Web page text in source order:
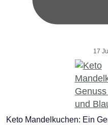
17
Keto Mandelkuchen: Ein